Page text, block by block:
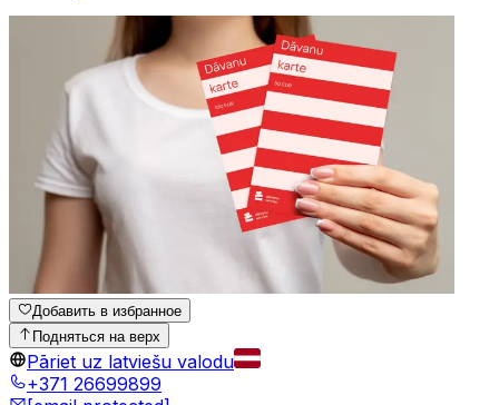
Добавить в избранное
Подняться на верх
Pāriet uz latviešu valodu
+371 26699899